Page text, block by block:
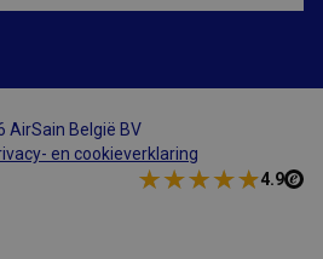
AirSain België BV
en cookieverklaring
4.9